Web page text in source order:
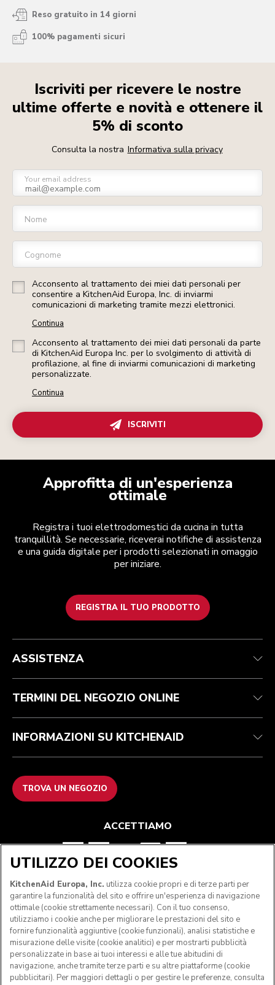
Reso gratuito in 14 giorni
100% pagamenti sicuri
Iscriviti per ricevere le nostre
ultime offerte e novità e ottenere il
5% di sconto
Consulta la nostra Informativa sulla privacy
Your email address
Nome
Cognome
Acconsento al trattamento dei miei dati personali per
consentire a KitchenAid Europa, Inc. di inviarmi
comunicazioni di marketing tramite mezzi elettronici.
Continua
Acconsento al trattamento dei miei dati personali da parte
di KitchenAid Europa Inc. per lo svolgimento di attività di
profilazione, al fine di inviarmi comunicazioni di marketing
personalizzate.
Continua
ISCRIVITI
Approfitta di un'esperienza
ottimale
Registra i tuoi elettrodomestici da cucina in tutta
tranquillità. Se necessarie, riceverai notifiche di assistenza
e una guida digitale per i prodotti selezionati in omaggio
per iniziare.
REGISTRA IL TUO PRODOTTO
Assistenza clienti
Garanzia e documentazione
Contattaci
Termini e condizioni
Resi e rimborsi
Imprint
ODR
Per il marchio
Trova un negozio
ASSISTENZA
TERMINI DEL NEGOZIO ONLINE
INFORMAZIONI SU KITCHENAID
TROVA UN NEGOZIO
ACCETTIAMO
SEGUICI
UTILIZZO DEI COOKIES
KitchenAid Europa, Inc. utilizza cookie propri e di terze parti per
garantire la funzionalità del sito e offrire un'esperienza di navigazione
ottimale (cookie strettamente necessari). Con il tuo consenso,
utilizziamo i cookie anche per migliorare le prestazioni del sito e
fornire funzionalità aggiuntive (cookie funzionali), analisi statistiche e
misurazione delle visite (cookie analitici) e per mostrarti pubblicità
personalizzate in base ai tuoi interessi e alle tue abitudini di
navigazione, anche tramite terze parti e su altre piattaforme (cookie
pubblicitari). Per maggiori dettagli o per gestire le preferenze, consulta